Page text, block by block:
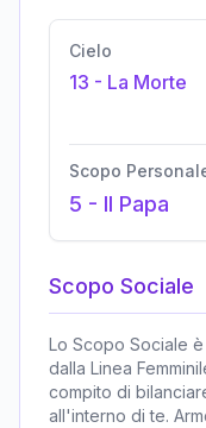
Cielo
13 - La Morte
Scopo
5 - Il Papa
Scopo Sociale
Lo Scopo Sociale
dalla Linea
compito di
all'interno di te.